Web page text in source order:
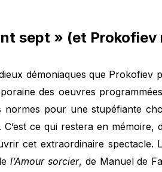
sept » (et Prokofiev
démoniaques que Prokofiev
des oeuvres
pour une stupéfiante
. C’est ce qui restera en
cet extraordinaire spectacle.
l’Amour sorcier, de Manuel de